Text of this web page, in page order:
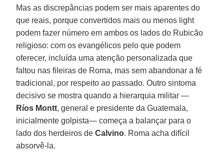
Mas as discrepâncias podem ser mais aparentes do
que reais, porque convertidos mais ou menos light
podem fazer número em ambos os lados do Rubicão
religioso: com os evangélicos pelo que podem
oferecer, incluída uma atenção personalizada que
faltou nas fileiras de Roma, mas sem abandonar a fé
tradicional, por respeito ao passado. Outro sintoma
decisivo se mostra quando a hierarquia militar —
Ríos Montt, general e presidente da Guatemala,
inicialmente golpista— começa a balançar para o
lado dos herdeiros deCalvino. Roma acha difícil
absorvê-la.